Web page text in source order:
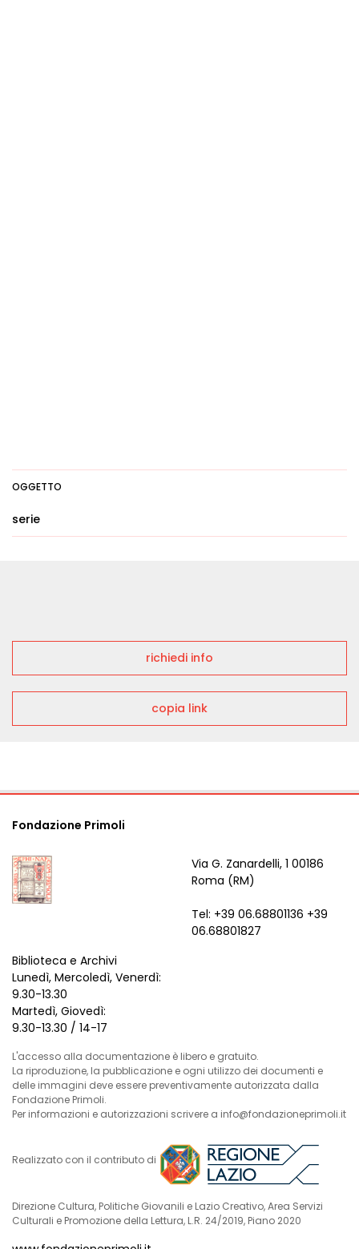
OGGETTO
serie
richiedi info
copia link
Fondazione Primoli
Via G. Zanardelli, 1 00186
Roma (RM)
Tel: +39 06.68801136 +39
06.68801827
Biblioteca e Archivi
Lunedì, Mercoledì, Venerdì:
9.30-13.30
Martedì, Giovedì:
9.30-13.30 / 14-17
L'accesso alla documentazione è libero e gratuito.
La riproduzione, la pubblicazione e ogni utilizzo dei documenti e
delle immagini deve essere preventivamente autorizzata dalla
Fondazione Primoli.
Per informazioni e autorizzazioni scrivere a info@fondazioneprimoli.it
Realizzato con il contributo di
Direzione Cultura, Politiche Giovanili e Lazio Creativo, Area Servizi
Culturali e Promozione della Lettura, L.R. 24/2019, Piano 2020